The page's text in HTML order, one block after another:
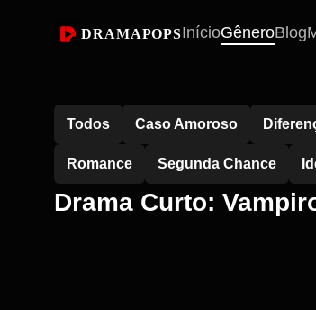
DRAMAPOPSInícioGêneroBlog
Todos Caso Amoroso
Romance Segunda Chance
Drama Curto: